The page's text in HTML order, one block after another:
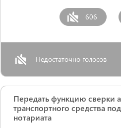
606
Недостаточно голосов
Передать функцию сверки
транспортного средства
нотариата